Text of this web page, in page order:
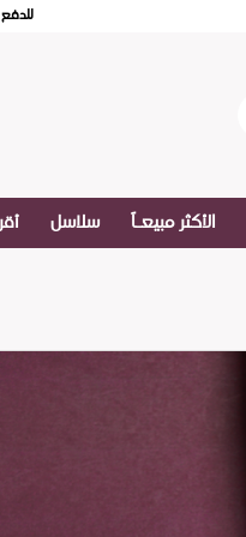
للدفع
الأكثر مبيعـاً سلاسل